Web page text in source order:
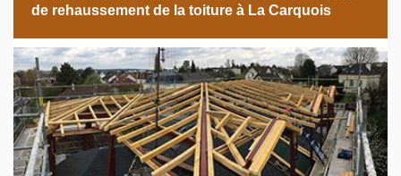
de rehaussement de la toiture à La Carquois